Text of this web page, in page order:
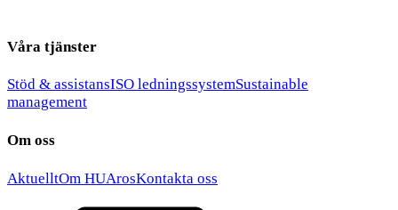
Våra tjänster
Stöd & assistansISO ledningssystemSustainable
management
Om oss
AktuelltOm HUArosKontakta oss